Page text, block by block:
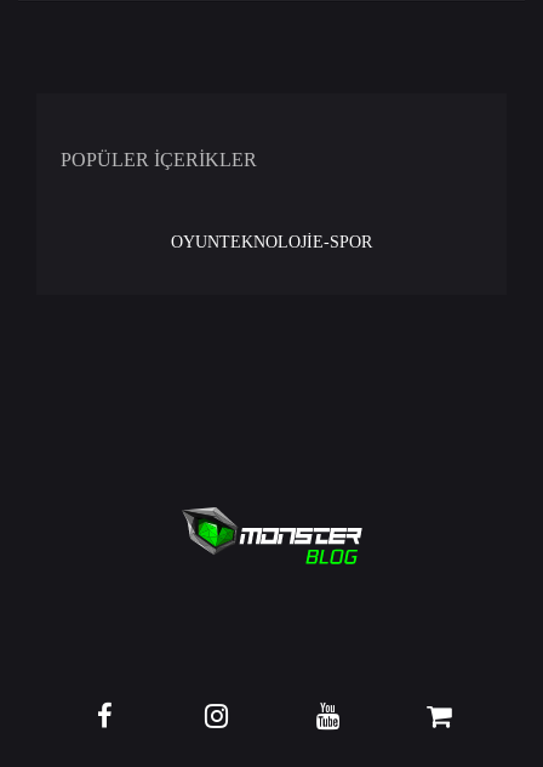
POPÜLER İÇERİKLER
OYUNTEKNOLOJİE-SPOR